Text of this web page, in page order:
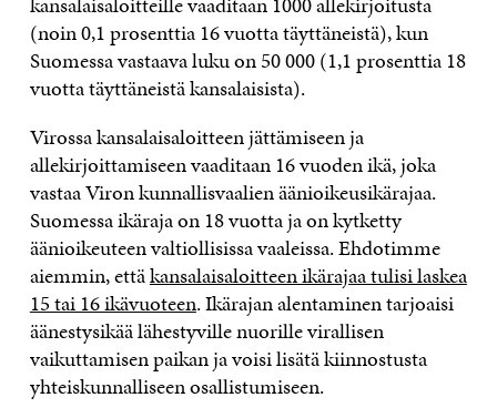
(noin 0,1 prosenttia 16 vuotta täyttäneistä), kun
Suomessa vastaava luku on 50 000 (1,1 prosenttia 18
vuotta täyttäneistä kansalaisista).
Virossa kansalaisaloitteen jättämiseen ja
allekirjoittamiseen vaaditaan 16 vuoden ikä, joka
vastaa Viron kunnallisvaalien äänioikeusikärajaa.
Suomessa ikäraja on 18 vuotta ja on kytketty
äänioikeuteen valtiollisissa vaaleissa. Ehdotimme
aiemmin, ettäkansalaisaloitteen ikärajaa tulisi laskea
15 tai 16 ikävuoteen. Ikärajan alentaminen tarjoaisi
äänestysikää lähestyville nuorille virallisen
vaikuttamisen paikan ja voisi lisätä kiinnostusta
yhteiskunnalliseen osallistumiseen.